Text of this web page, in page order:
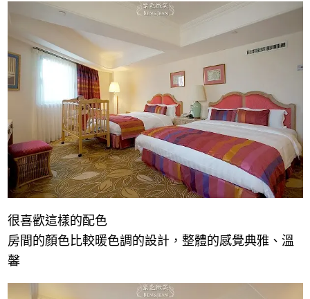
很喜歡這樣的配色
房間的顏色比較暖色調的設計，整體的感覺典雅、溫
馨